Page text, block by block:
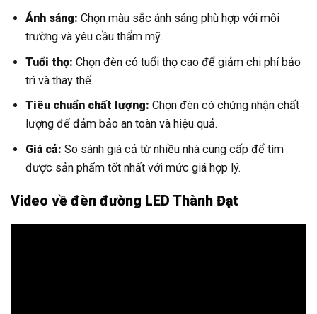
Ánh sáng: Chọn màu sắc ánh sáng phù hợp với môi
trường và yêu cầu thẩm mỹ.
Tuổi thọ: Chọn đèn có tuổi thọ cao để giảm chi phí bảo
trì và thay thế.
Tiêu chuẩn chất lượng: Chọn đèn có chứng nhận chất
lượng để đảm bảo an toàn và hiệu quả.
Giá cả: So sánh giá cả từ nhiều nhà cung cấp để tìm
được sản phẩm tốt nhất với mức giá hợp lý.
Video về đèn đường LED Thành Đạt